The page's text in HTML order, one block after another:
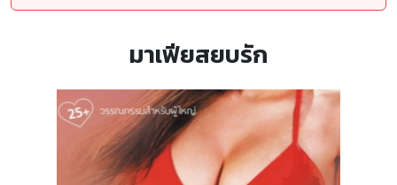
มาเฟียสยบรัก